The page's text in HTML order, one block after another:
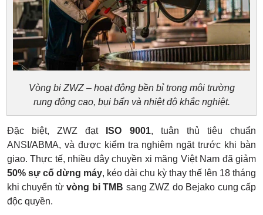
Vòng bi ZWZ – hoạt động bền bỉ trong môi trường
rung động cao, bụi bẩn và nhiệt độ khắc nghiệt.
Đặc biệt, ZWZ đạt ISO 9001, tuân thủ tiêu chuẩn
ANSI/ABMA, và được kiểm tra nghiêm ngặt trước khi bàn
giao. Thực tế, nhiều dây chuyền xi măng Việt Nam đã giảm
50% sự cố dừng máy, kéo dài chu kỳ thay thế lên 18 tháng
khi chuyển từvòng bi TMB sang ZWZ do Bejako cung cấp
độc quyền.